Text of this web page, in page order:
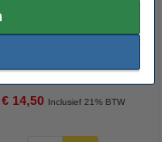
Xtreme Power MN2400
AAA batterij 24 stuks
€ 14,50 Inclusief 21% BTW